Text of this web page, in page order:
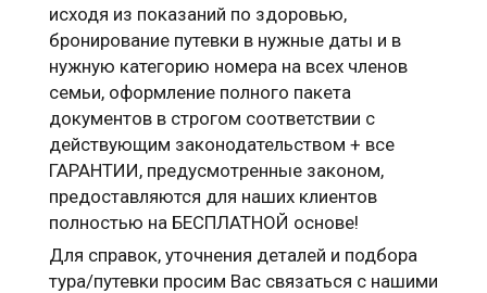
исходя из показаний по здоровью,
бронирование путевки в нужные даты и в
нужную категорию номера на всех членов
семьи, оформление полного пакета
документов в строгом соответствии с
действующим законодательством + все
ГАРАНТИИ, предусмотренные законом,
предоставляются для наших клиентов
полностью на БЕСПЛАТНОЙ основе!
Для справок, уточнения деталей и подбора
тура/путевки просим Вас связаться с нашими